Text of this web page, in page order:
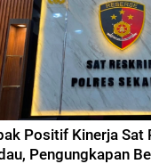
Positif Kinerja Sat
Pengungkapan